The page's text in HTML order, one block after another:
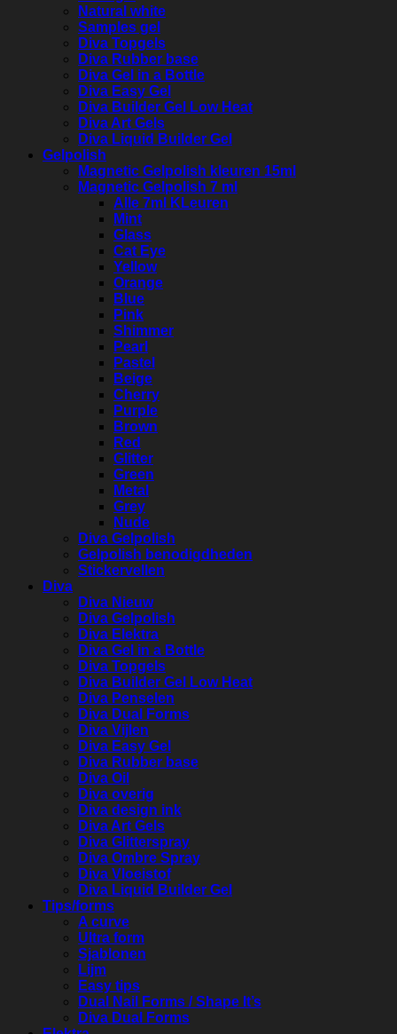
Natural white
Samples gel
Diva Topgels
Diva Rubber base
Diva Gel in a Bottle
Diva Easy Gel
Diva Builder Gel Low Heat
Diva Art Gels
Diva Liquid Builder Gel
Gelpolish
Magnetic Gelpolish kleuren 15ml
Magnetic Gelpolish 7 ml
Alle 7ml KLeuren
Mint
Glass
Cat Eye
Yellow
Orange
Blue
Pink
Shimmer
Pearl
Pastel
Beige
Cherry
Purple
Brown
Red
Glitter
Green
Metal
Grey
Nude
Diva Gelpolish
Gelpolish benodigdheden
Stickervellen
Diva
Diva Nieuw
Diva Gelpolish
Diva Elektra
Diva Gel in a Bottle
Diva Topgels
Diva Builder Gel Low Heat
Diva Penselen
Diva Dual Forms
Diva Vijlen
Diva Easy Gel
Diva Rubber base
Diva Oil
Diva overig
Diva design ink
Diva Art Gels
Diva Glitterspray
Diva Ombre Spray
Diva Vloeistof
Diva Liquid Builder Gel
Tips/forms
A curve
Ultra form
Sjablonen
Lijm
Easy tips
Dual Nail Forms / Shape It’s
Diva Dual Forms